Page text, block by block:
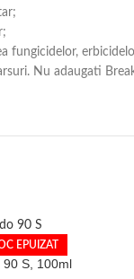
fungicidelor,
Nu adaugati
EPUIZAT
90 S, 100ml